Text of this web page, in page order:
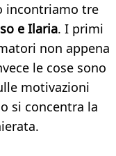
incontriamo tre
e Ilaria. I primi
non appena
le cose sono
motivazioni
si concentra la